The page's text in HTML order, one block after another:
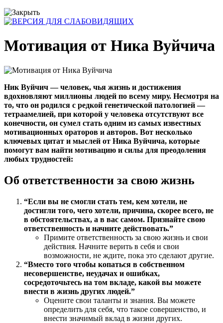
Мотивация от Ника Вуйчича
Ник Вуйчич — человек, чья жизнь и достижения
вдохновляют миллионы людей по всему миру. Несмотря на
то, что он родился с редкой генетической патологией —
тетраамелией, при которой у человека отсутствуют все
конечности, он сумел стать одним из самых известных
мотивационных ораторов и авторов. Вот несколько
ключевых цитат и мыслей от Ника Вуйчича, которые
помогут вам найти мотивацию и силы для преодоления
любых трудностей:
Об ответственности за свою жизнь
“Если вы не смогли стать тем, кем хотели, не
достигли того, чего хотели, причина, скорее всего, не
в обстоятельствах, а в вас самом. Признайте свою
ответственность и начните действовать.”
Примите ответственность за свою жизнь и свои
действия. Начните верить в себя и свои
возможности, не ждите, пока это сделают другие.
“Вместо того чтобы копаться в собственном
несовершенстве, неудачах и ошибках,
сосредоточьтесь на том вкладе, какой вы можете
внести в жизнь других людей.”
Оцените свои таланты и знания. Вы можете
определить для себя, что такое совершенство, и
внести значимый вклад в жизни других.